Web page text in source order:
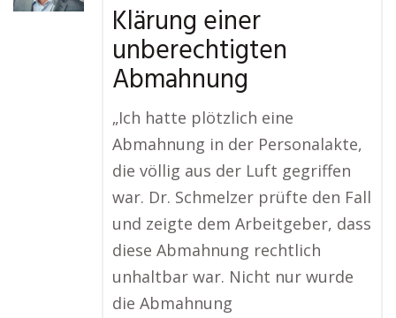
Klärung einer
unberechtigten
Abmahnung
„Ich hatte plötzlich eine
Abmahnung in der Personalakte,
die völlig aus der Luft gegriffen
war. Dr. Schmelzer prüfte den Fall
und zeigte dem Arbeitgeber, dass
diese Abmahnung rechtlich
unhaltbar war. Nicht nur wurde
die Abmahnung